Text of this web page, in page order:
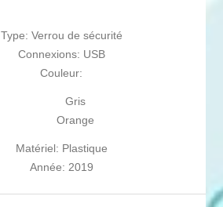
Type: Verrou de sécurité
Connexions: USB
Couleur:
Gris
Orange
Matériel: Plastique
Année: 2019